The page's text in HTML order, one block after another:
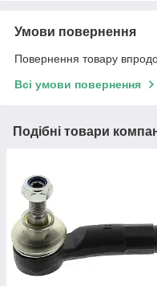
Умови повернення
Повернення товару
Всі умови повернення
Подібні товари